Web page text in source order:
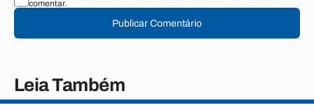
comentar.
Publicar Comentário
Leia Também